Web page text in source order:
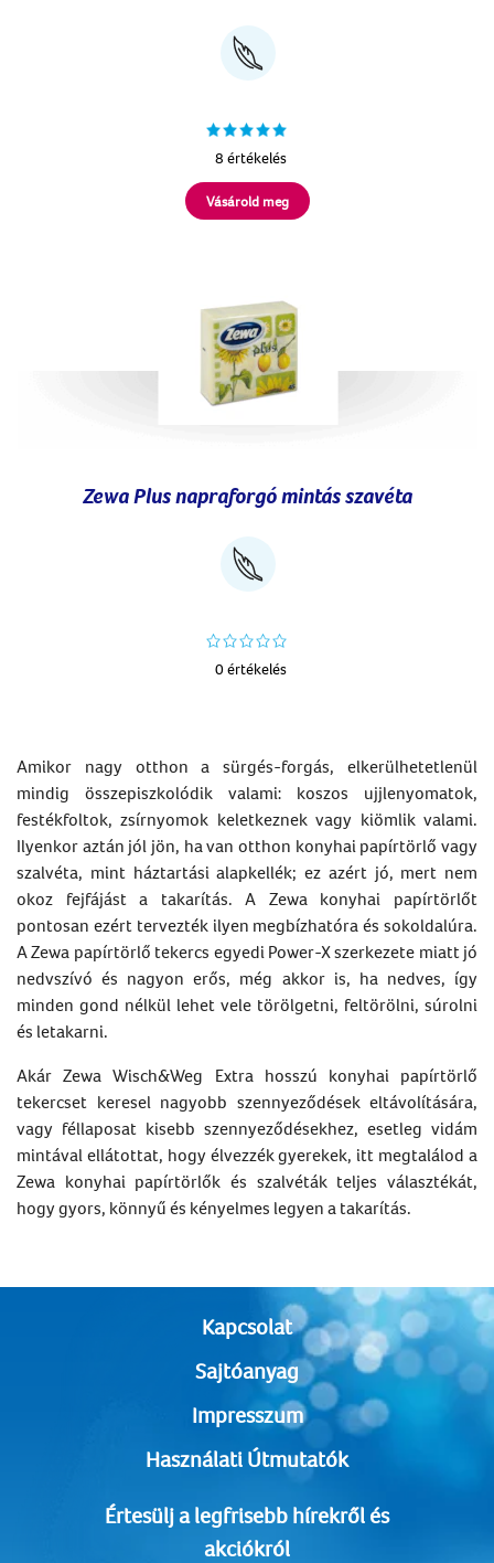
8 értékelés
Vásárold meg
Zewa Plus napraforgó mintás szavéta
0 értékelés
Amikor nagy otthon a sürgés-forgás, elkerülhetetlenül
mindig összepiszkolódik valami: koszos ujjlenyomatok,
festékfoltok, zsírnyomok keletkeznek vagy kiömlik valami.
Ilyenkor aztán jól jön, ha van otthon konyhai papírtörlő vagy
szalvéta, mint háztartási alapkellék; ez azért jó, mert nem
okoz fejfájást a takarítás. A Zewa konyhai papírtörlőt
pontosan ezért tervezték ilyen megbízhatóra és sokoldalúra.
A Zewa papírtörlő tekercs egyedi Power-X szerkezete miatt jó
nedvszívó és nagyon erős, még akkor is, ha nedves, így
minden gond nélkül lehet vele törölgetni, feltörölni, súrolni
és letakarni.
Akár Zewa Wisch&Weg Extra hosszú konyhai papírtörlő
tekercset keresel nagyobb szennyeződések eltávolítására,
vagy féllaposat kisebb szennyeződésekhez, esetleg vidám
mintával ellátottat, hogy élvezzék gyerekek, itt megtalálod a
Zewa konyhai papírtörlők és szalvéták teljes választékát,
hogy gyors, könnyű és kényelmes legyen a takarítás.
Kapcsolat
Sajtóanyag
Impresszum
Használati Útmutatók
Értesülj a legfrisebb hírekről és
akciókról